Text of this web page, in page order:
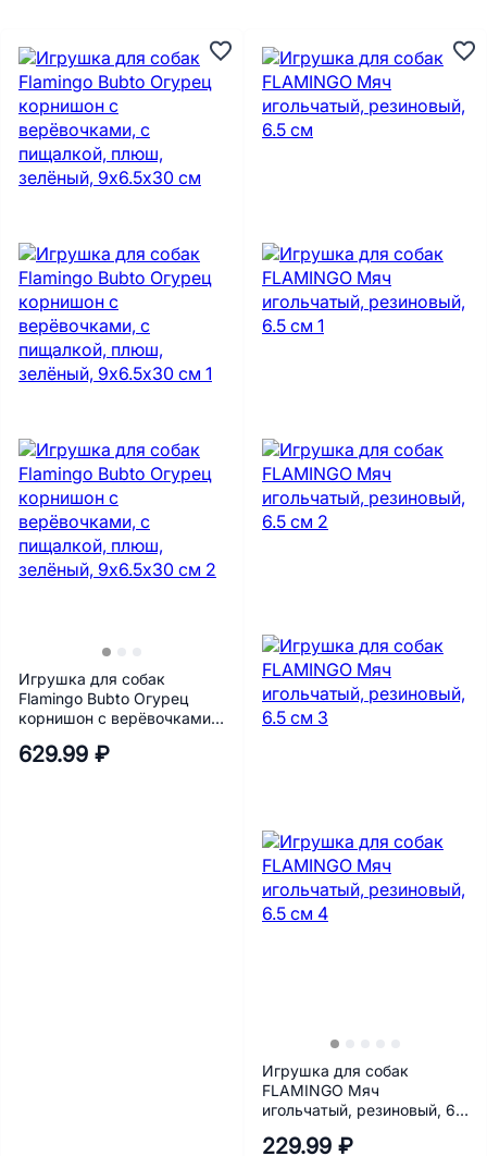
Игрушка для собак
Flamingo Bubto Огурец
корнишон с верёвочками,
зелёный, 9х6.5х30 см
629.99 ₽
Игрушка для собак
FLAMINGO Мяч
игольчатый, резиновый, 6.5
229.99 ₽